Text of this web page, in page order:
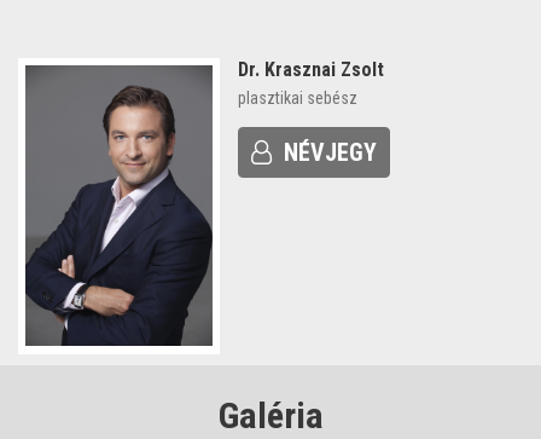
Dr. Krasznai Zsolt
plasztikai sebész
NÉVJEGY
Galéria